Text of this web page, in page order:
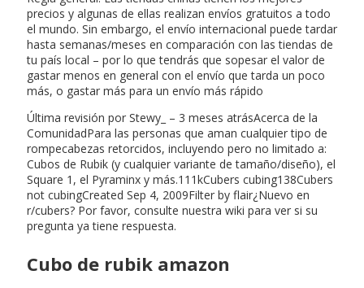
precios y algunas de ellas realizan envíos gratuitos a todo
el mundo. Sin embargo, el envío internacional puede tardar
hasta semanas/meses en comparación con las tiendas de
tu país local – por lo que tendrás que sopesar el valor de
gastar menos en general con el envío que tarda un poco
más, o gastar más para un envío más rápido
Última revisión por Stewy_ – 3 meses atrásAcerca de la
ComunidadPara las personas que aman cualquier tipo de
rompecabezas retorcidos, incluyendo pero no limitado a:
Cubos de Rubik (y cualquier variante de tamaño/diseño), el
Square 1, el Pyraminx y más.111kCubers cubing138Cubers
not cubingCreated Sep 4, 2009Filter by flair¿Nuevo en
r/cubers? Por favor, consulte nuestra wiki para ver si su
pregunta ya tiene respuesta.
Cubo de rubik amazon